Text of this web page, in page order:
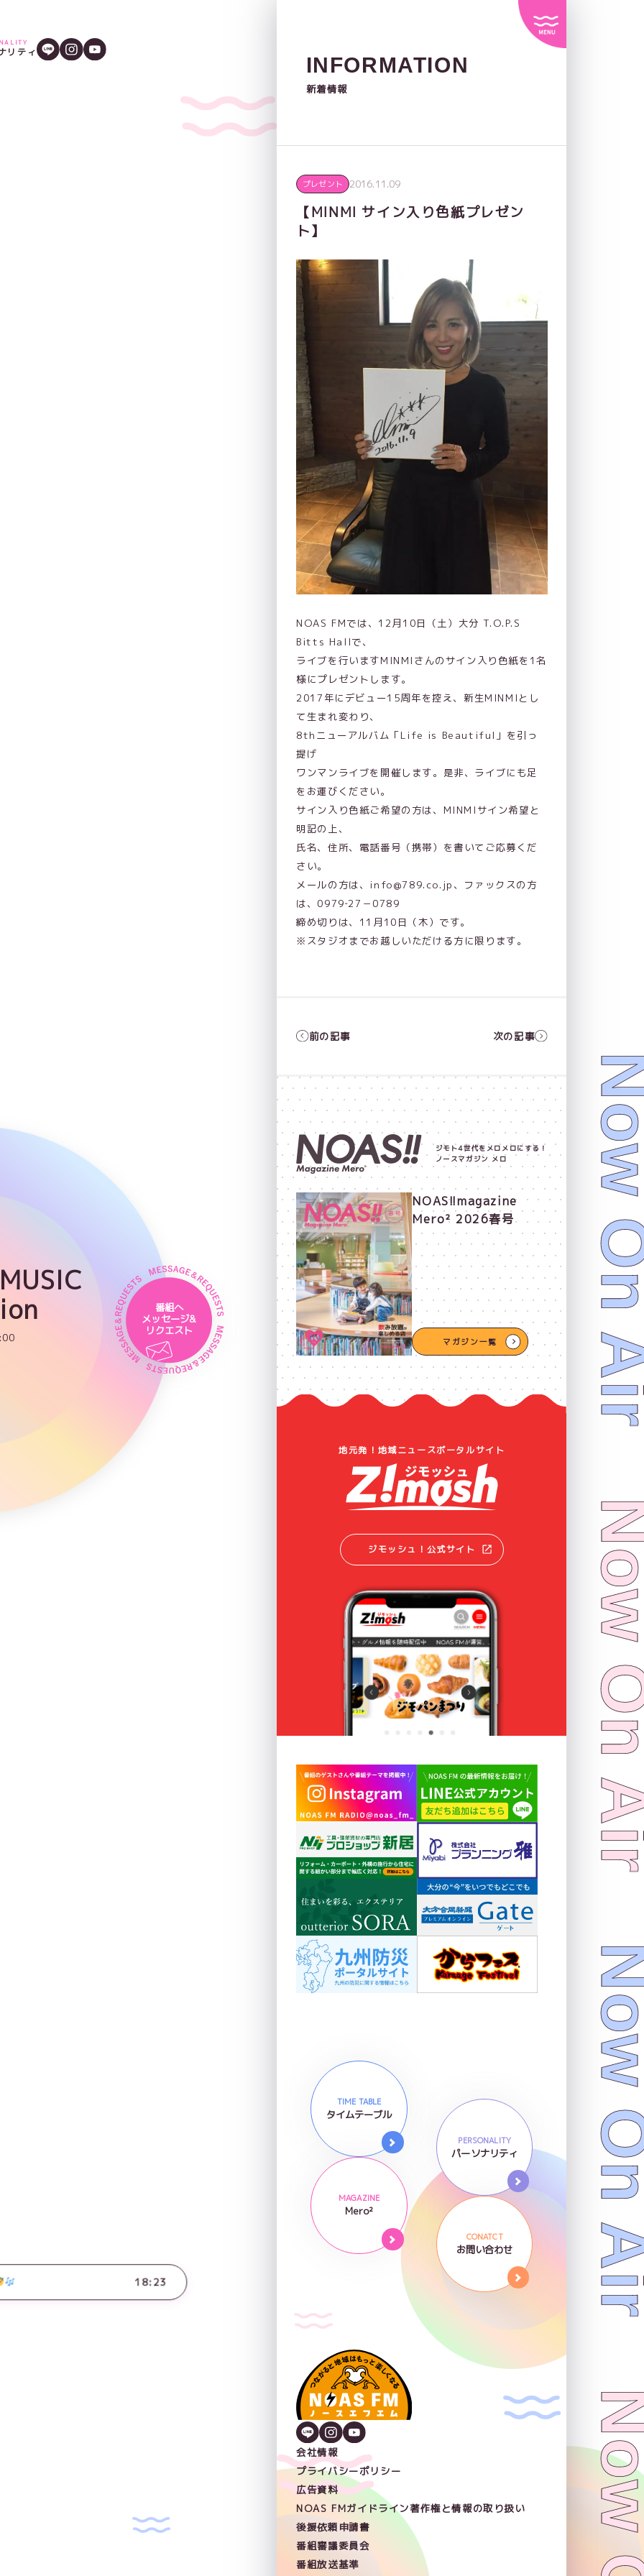
リティ
18:23
番組へ
メッセージ&
リクエスト
INFORMATION
新着情報
プレゼント 2016.11.09
【MINMI サイン入り色紙プレゼン
ト】
NOAS FMでは、12月10日（土）大分 T.O.P.S
Bitts Hallで、
ライブを行いますMINMIさんのサイン入り色紙を1名
様にプレゼントします。
2017年にデビュー15周年を控え、新生MINMIとし
て生まれ変わり、
8thニューアルバム「Life is Beautiful」を引っ
提げ
ワンマンライブを開催します。是非、ライブにも足
をお運びください。
サイン入り色紙ご希望の方は、MINMIサイン希望と
明記の上、
氏名、住所、電話番号（携帯）を書いてご応募くだ
さい。
メールの方は、info@789.co.jp、ファックスの方
は、0979‐27－0789
締め切りは、11月10日（木）です。
※スタジオまでお越しいただける方に限ります。
前の記事 次の記事
ジモト4世代をメロメロにする！
ノースマガジン メロ
NOAS!!magazine
Mero² 2026春号
マガジン一覧
地元発！地域ニュースポータルサイト
ジモッシュ！公式サイト
TIME TABLE
タイムテーブル
PERSONALITY
パーソナリティ
MAGAZINE
Mero²
CONATCT
お問い合わせ
会社情報
プライバシーポリシー
広告資料
NOAS FMガイドライン著作権と情報の取り扱い
後援依頼申請書
番組審議委員会
番組放送基準